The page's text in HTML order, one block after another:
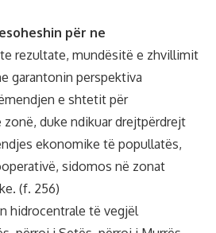
për ne
rezultate, mundësitë e zhvillimit
garantonin perspektiva
e shtetit për
duke ndikuar drejtpërdrejt
ekonomike të popullatës,
sidomos në zonat
(f. 256)
hidrocentrale të vegjël